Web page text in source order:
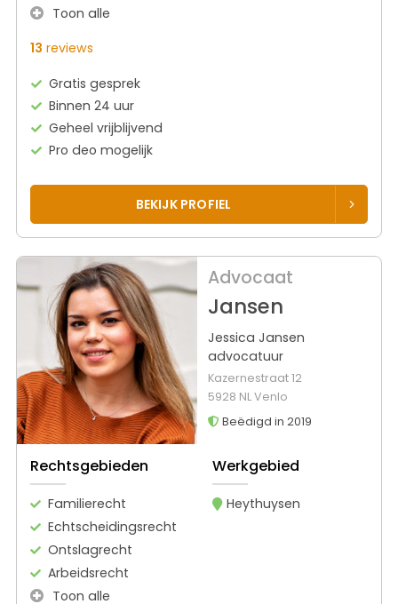
Toon alle
13 reviews
Gratis gesprek
Binnen 24 uur
Geheel vrijblijvend
Pro deo mogelijk
BEKIJK PROFIEL
Advocaat
Jansen
Jessica Jansen
advocatuur
Kazernestraat 12
5928 NL Venlo
Beëdigd in 2019
Rechtsgebieden
Familierecht
Echtscheidingsrecht
Ontslagrecht
Arbeidsrecht
Toon alle
Werkgebied
Heythuysen